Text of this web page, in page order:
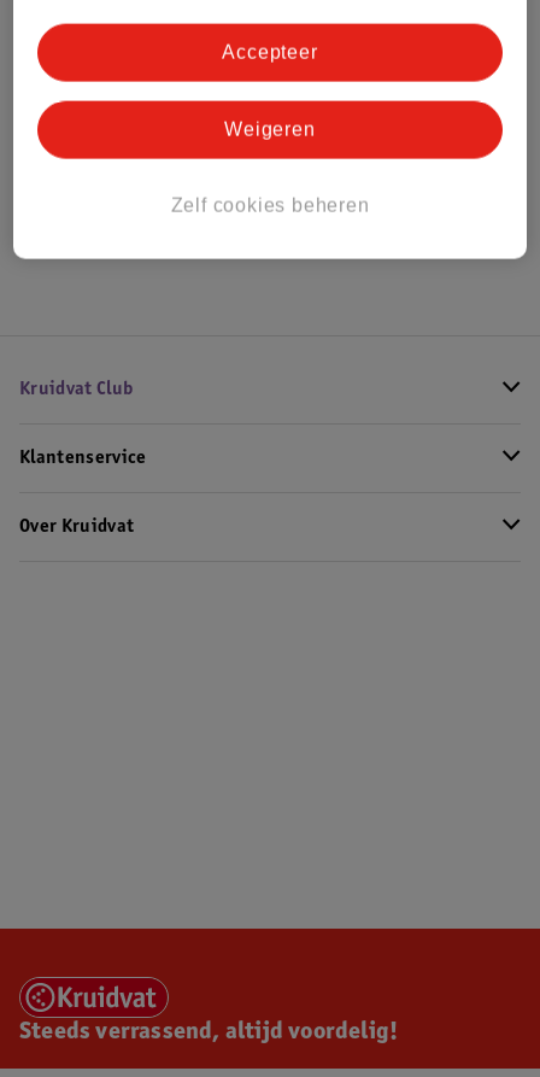
Bestel & Bezorginformatie
Bekijk ook
Kruidvat Club
Klantenservice
Over Kruidvat
Steeds verrassend, altijd voordelig!
Zelf cookies beheren
Weigeren
Accepteer